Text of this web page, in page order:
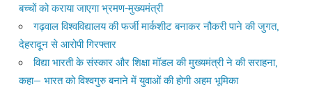
बच्चों को कराया जाएगा भ्रमण-मुख्यमंत्री
गढ़वाल विश्वविद्यालय की फर्जी मार्कशीट बनाकर नौकरी पाने की जुगत,
देहरादून से आरोपी गिरफ्तार
विद्या भारती के संस्कार और शिक्षा मॉडल की मुख्यमंत्री ने की सराहना,
कहा— भारत को विश्वगुरु बनाने में युवाओं की होगी अहम भूमिका